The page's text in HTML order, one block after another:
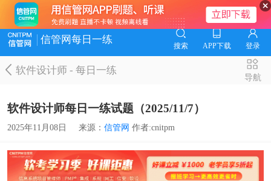
信管网每日一练
搜索 APP下载 登录
软件设计师-每日一练
导航
软件设计师每日一练试题（2025/11/7）
2025年11月08日 来源： 信管网 作者:cnitpm